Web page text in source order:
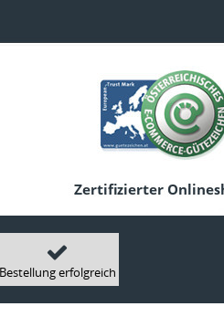
Bestellung erfolgreich